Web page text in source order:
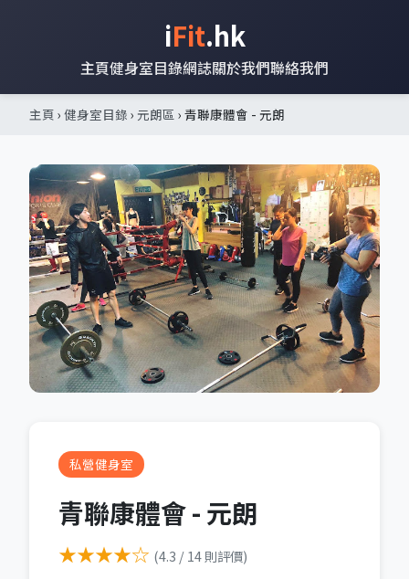
iFit.hk
主頁健身室目錄網誌關於我們聯絡我們
主頁 › 健身室目錄 › 元朗區 › 青聯康體會 - 元朗
私營健身室
青聯康體會 - 元朗
★★★★☆ (4.3 / 14 則評價)